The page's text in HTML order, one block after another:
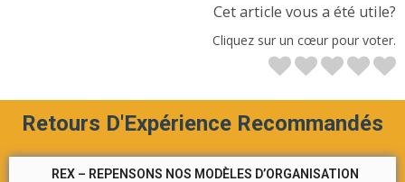
Cet article vous a été utile?
Cliquez sur un cœur pour voter.
Retours D'Expérience Recommandés
REX – REPENSONS NOS MODÈLES D’ORGANISATION